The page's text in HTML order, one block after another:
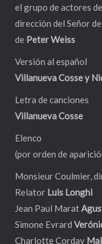
el grupo de actores
dirección del Señor de
de Peter Weiss
Versión al español
Villanueva Cosse y
Letra de canciones
Villanueva Cosse
Elenco
(por orden de
Monsieur Coulmier,
Relator Luis Longhi
Jean Paul Marat
Simone Evrard
Charlotte Corday